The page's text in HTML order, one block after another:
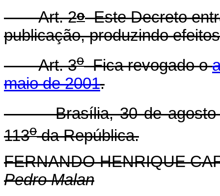
Art. 2oEste Decreto
publicação, produzindo
Art. 3oFica revogado o
maio de 2001.
Brasília, 30 de agosto
113oda República.
FERNANDO HENRIQUE
Pedro Malan